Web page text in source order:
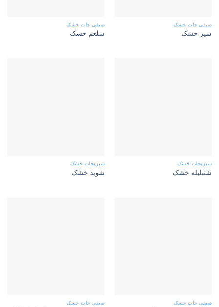
صیفی جات خشک
سیر خشک
صیفی جات خشک
شلغم خشک
سبزیجات خشک
شنبلیله خشک
سبزیجات خشک
شوید خشک
صیفی جات خشک صیفی جات خشک